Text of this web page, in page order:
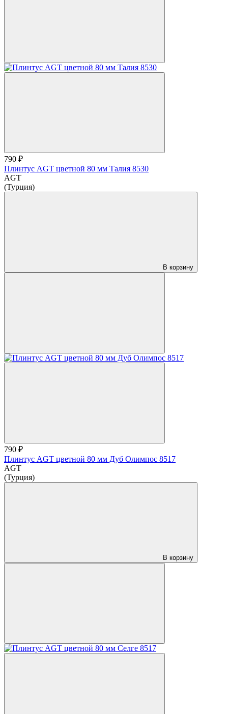
790 ₽
Плинтус AGT цветной 80 мм Талия 8530
AGT
(Турция)
В корзину
790 ₽
Плинтус AGT цветной 80 мм Дуб Олимпос 8517
AGT
(Турция)
В корзину